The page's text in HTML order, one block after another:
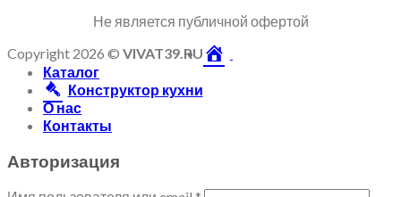
Не является публичной офертой
Copyright 2026 © VIVAT39.RU
Каталог
Конструктор кухни
О нас
Контакты
Авторизация